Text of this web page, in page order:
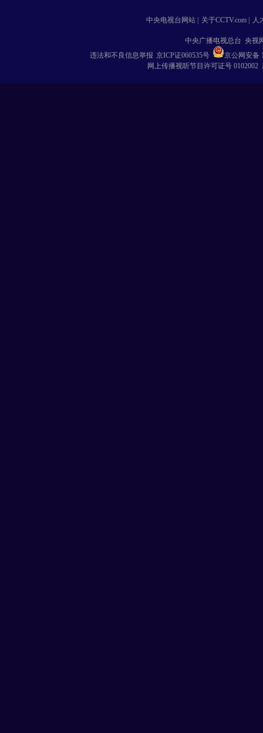
中央电视台网站 关于CCTV.com 人
中央广播电视总台 央视
违法和不良信息举报 京ICP证060535号
京公网安备
网上传播视听节目许可证号 0102002